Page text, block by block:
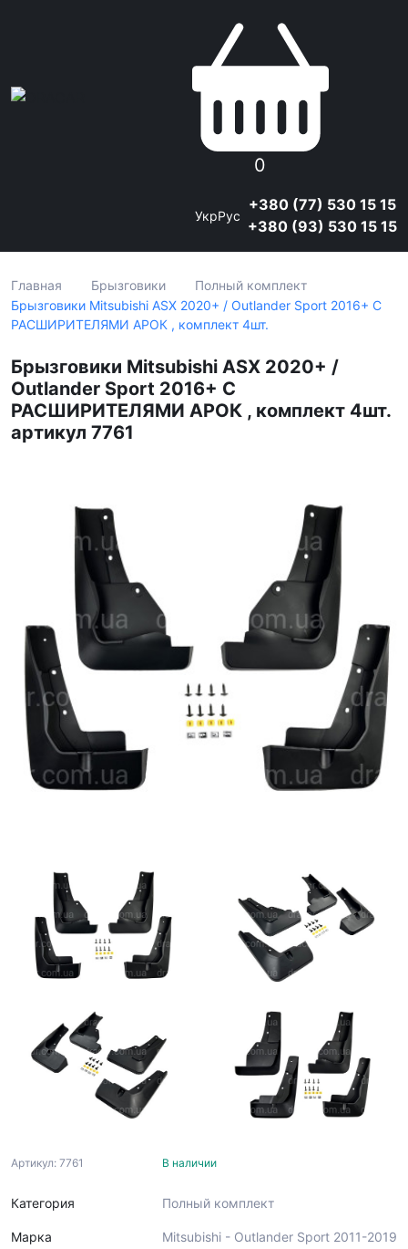
0
УкрРус
+380 (77) 530 15 15
+380 (93) 530 15 15
Главная Брызговики
Полный комплект
Брызговики Mitsubishi ASX 2020+ / Outlander Sport 2016+ С
РАСШИРИТЕЛЯМИ АРОК , комплект 4шт.
Брызговики Mitsubishi ASX 2020+ /
Outlander Sport 2016+ С
РАСШИРИТЕЛЯМИ АРОК , комплект 4шт.
артикул 7761
Артикул: 7761
Категория
Марка
В наличии
Полный комплект
Mitsubishi - Outlander Sport 2011-2019